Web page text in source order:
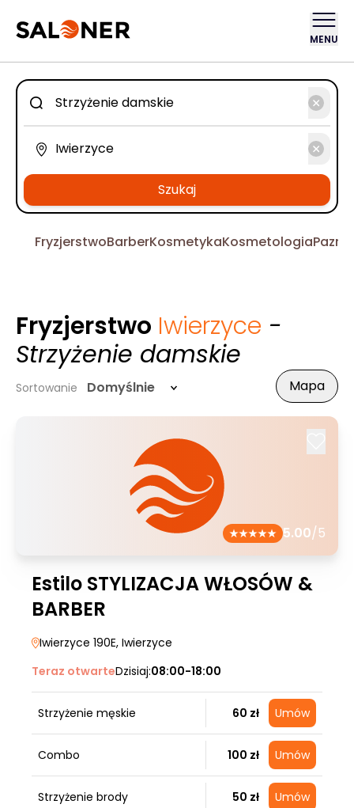
MENU
Szukaj
FryzjerstwoBarberKosmetykaKosmetologia
Fryzjerstwo Iwierzyce -
Strzyżenie damskie
Sortowanie Domyślnie Mapa
5.00/5
Estilo STYLIZACJA WŁOSÓW &
BARBER
Iwierzyce 190E, Iwierzyce
Teraz otwarteDzisiaj:08:00-18:00
Strzyżenie męskie 60 zł Umów
Combo 100 zł Umów
Strzyżenie brody 50 zł Umów